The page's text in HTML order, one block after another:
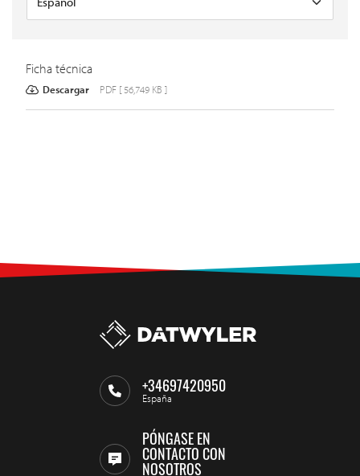
Ficha técnica
Descargar PDF [ 56,749 KB ]
+34697420950
España
PÓNGASE EN
CONTACTO CON
NOSOTROS